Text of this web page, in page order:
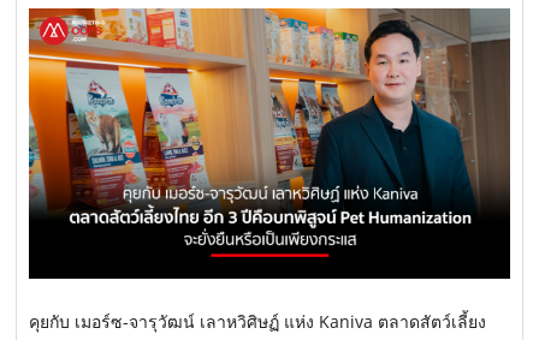
คุยกับ เมอร์ซ-จารุวัฒน์ เลาหวิศิษฏ์ แห่ง Kaniva ตลาดสัตว์เลี้ยง